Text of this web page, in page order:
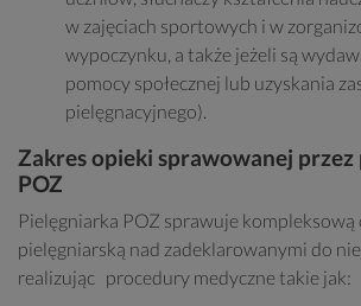
w zajęciach sportowych i w
wypoczynku, a także jeżeli są
pomocy społecznej lub uzyskania
pielęgnacyjnego).
Zakres opieki sprawowanej
POZ
Pielęgniarka POZ sprawuje kompleksową
pielęgniarską nad zadeklarowanymi do
realizując procedury medyczne takie jak: